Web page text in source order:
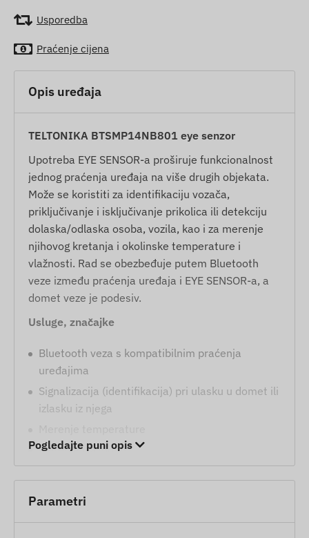
Usporedba
Praćenje cijena
Opis uređaja
TELTONIKA BTSMP14NB801 eye senzor
Upotreba EYE SENSOR-a proširuje funkcionalnost
jednog praćenja uređaja na više drugih objekata.
Može se koristiti za identifikaciju vozača,
priključivanje i isključivanje prikolica ili detekciju
dolaska/odlaska osoba, vozila, kao i za merenje
njihovog kretanja i okolinske temperature i
vlažnosti. Rad se obezbeđuje putem Bluetooth
veze između praćenja uređaja i EYE SENSOR-a, a
domet veze je podesiv.
Usluge, značajke
Bluetooth veza s kompatibilnim praćenja
uređajima
Signalizacija (identifikacija) pri ulasku u domet ili
izlasku iz njega
Merenje vlažnosti
Detekcija pomeranja
Sadržaj paketa
Pogledajte puni opis
Parametri